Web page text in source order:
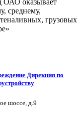
среднему,
грузовых
Дирекция по
шоссе, д.9